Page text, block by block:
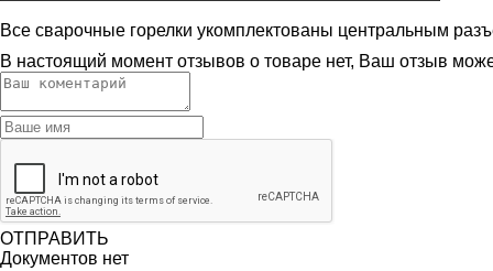
Все сварочные горелки укомплектованы центральным
В настоящий момент отзывов о товаре нет, Ваш отзыв
ОТПРАВИТЬ
Документов нет